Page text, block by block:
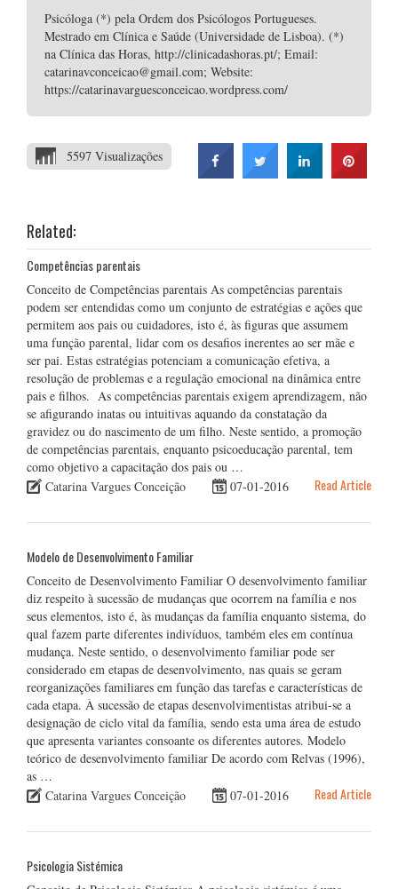
Psicóloga (*) pela Ordem dos Psicólogos Portugueses.
Mestrado em Clínica e Saúde (Universidade de Lisboa). (*)
na Clínica das Horas, http://clinicadashoras.pt/; Email:
catarinavconceicao@gmail.com; Website:
https://catarinavarguesconceicao.wordpress.com/
5597 Visualizações
Related:
Competências parentais
Conceito de Competências parentais As competências parentais
podem ser entendidas como um conjunto de estratégias e ações que
permitem aos pais ou cuidadores, isto é, às figuras que assumem
uma função parental, lidar com os desafios inerentes ao ser mãe e
ser pai. Estas estratégias potenciam a comunicação efetiva, a
resolução de problemas e a regulação emocional na dinâmica entre
pais e filhos. As competências parentais exigem aprendizagem, não
se afigurando inatas ou intuitivas aquando da constatação da
gravidez ou do nascimento de um filho. Neste sentido, a promoção
de competências parentais, enquanto psicoeducação parental, tem
como objetivo a capacitação dos pais ou …
Catarina Vargues Conceição
07-01-2016 Read Article
Modelo de Desenvolvimento Familiar
Conceito de Desenvolvimento Familiar O desenvolvimento familiar
diz respeito à sucessão de mudanças que ocorrem na família e nos
seus elementos, isto é, às mudanças da família enquanto sistema, do
qual fazem parte diferentes indivíduos, também eles em contínua
mudança. Neste sentido, o desenvolvimento familiar pode ser
considerado em etapas de desenvolvimento, nas quais se geram
reorganizações familiares em função das tarefas e características de
cada etapa. À sucessão de etapas desenvolvimentistas atribui-se a
designação de ciclo vital da família, sendo esta uma área de estudo
que apresenta variantes consoante os diferentes autores. Modelo
teórico de desenvolvimento familiar De acordo com Relvas (1996),
as …
Catarina Vargues Conceição
07-01-2016 Read Article
Psicologia Sistémica